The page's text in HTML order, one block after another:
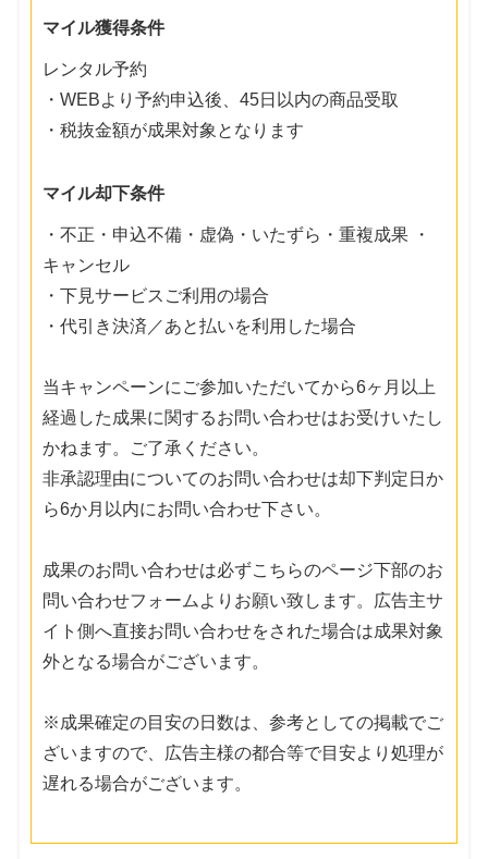
マイル獲得条件
レンタル予約
・WEBより予約申込後、45日以内の商品受取
・税抜金額が成果対象となります
マイル却下条件
・不正・申込不備・虚偽・いたずら・重複成果 ・
キャンセル
・下見サービスご利用の場合
・代引き決済／あと払いを利用した場合
当キャンペーンにご参加いただいてから6ヶ月以上
経過した成果に関するお問い合わせはお受けいたし
かねます。ご了承ください。
非承認理由についてのお問い合わせは却下判定日か
ら6か月以内にお問い合わせ下さい。
成果のお問い合わせは必ずこちらのページ下部のお
問い合わせフォームよりお願い致します。広告主サ
イト側へ直接お問い合わせをされた場合は成果対象
外となる場合がございます。
※成果確定の目安の日数は、参考としての掲載でご
ざいますので、広告主様の都合等で目安より処理が
遅れる場合がございます。